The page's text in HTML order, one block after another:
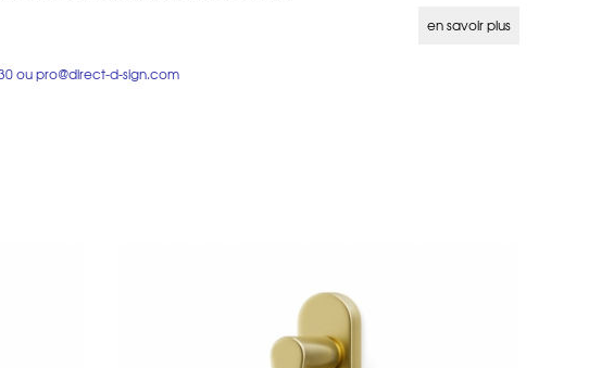
?
haute qualité et finitions impeccables, pour usage résidentiel (rénovation
pour espace public. Nous recommandons donc nos poignées pour :
notamment la gamme Valli Hospitality disponible sur demande au 01 53 30 33
en savoir plus
oupro@direct-d-sign.com